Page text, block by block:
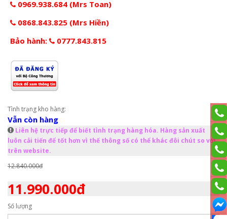
0969.938.684 (Mrs Toan)
0868.843.825 (Mrs Hiền)
Bảo hành:
0777.843.815
Tình trạng kho hàng:
Vẫn còn hàng
Liên hệ trực tiếp để biết tình trạng hàng hóa. Hàng sản xuất
luôn cải tiến để tốt hơn vì thế thông số có thể khác đôi chút so với
trên website.
12.840.000đ
11.990.000đ
Số lượng